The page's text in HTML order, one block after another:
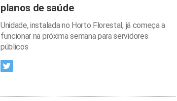
planos de saúde
Unidade, instalada no Horto Florestal, já começa a
funcionar na próxima semana para servidores
públicos